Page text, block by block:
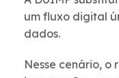
um fluxo digital
dados.
Nesse cenário,